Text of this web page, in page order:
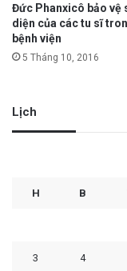
Đức Phanxicô bảo vệ
diện của các tu sĩ
bệnh viện
5 Tháng 10, 2016
Lịch
H B
3 4